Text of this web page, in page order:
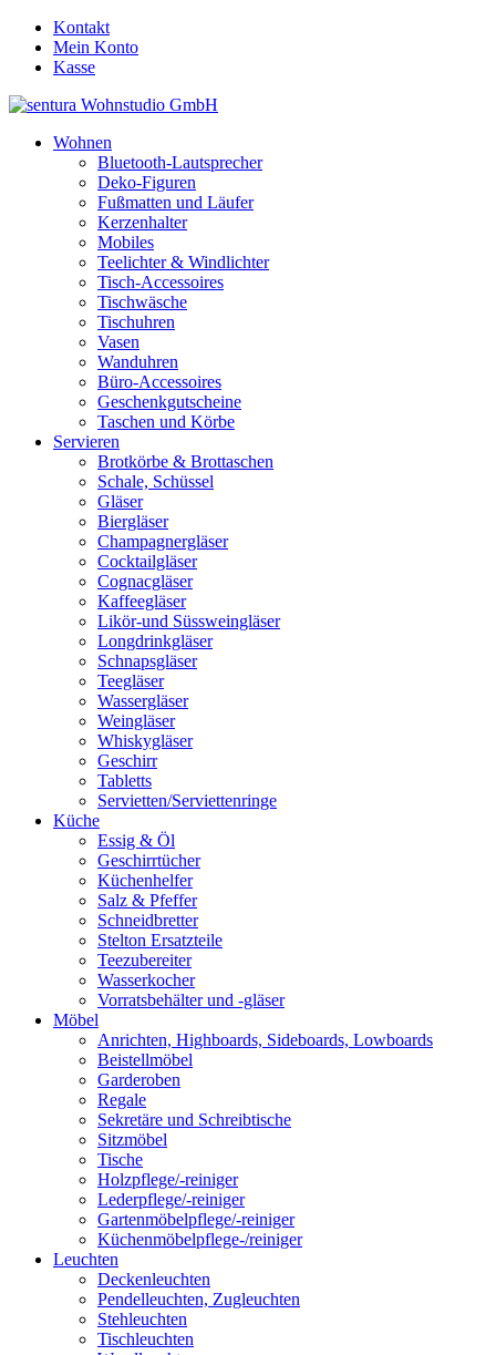
Kontakt
Mein Konto
Kasse
Wohnen
Bluetooth-Lautsprecher
Deko-Figuren
Fußmatten und Läufer
Kerzenhalter
Mobiles
Teelichter & Windlichter
Tisch-Accessoires
Tischwäsche
Tischuhren
Vasen
Wanduhren
Büro-Accessoires
Geschenkgutscheine
Taschen und Körbe
Servieren
Brotkörbe & Brottaschen
Schale, Schüssel
Gläser
Biergläser
Champagnergläser
Cocktailgläser
Cognacgläser
Kaffeegläser
Likör-und Süssweingläser
Longdrinkgläser
Schnapsgläser
Teegläser
Wassergläser
Weingläser
Whiskygläser
Geschirr
Tabletts
Servietten/Serviettenringe
Küche
Essig & Öl
Geschirrtücher
Küchenhelfer
Salz & Pfeffer
Schneidbretter
Stelton Ersatzteile
Teezubereiter
Wasserkocher
Vorratsbehälter und -gläser
Möbel
Anrichten, Highboards, Sideboards, Lowboards
Beistellmöbel
Garderoben
Regale
Sekretäre und Schreibtische
Sitzmöbel
Tische
Holzpflege/-reiniger
Lederpflege/-reiniger
Gartenmöbelpflege/-reiniger
Küchenmöbelpflege-/reiniger
Leuchten
Deckenleuchten
Pendelleuchten, Zugleuchten
Stehleuchten
Tischleuchten